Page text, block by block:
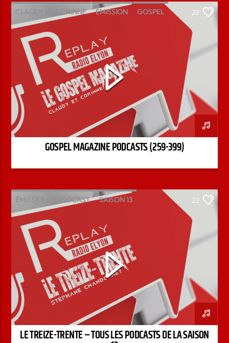
CLAUDY ET CORINNE ÉMISSION GOSPEL
MAGAZINE
22
GOSPEL MAGAZINE PODCASTS (259-399)
ÉMISSION PODCAST SAISON 13
STÉPHANE CHANDONNET
22
LE TREIZE-TRENTE – TOUS LES PODCASTS DE LA SAISON